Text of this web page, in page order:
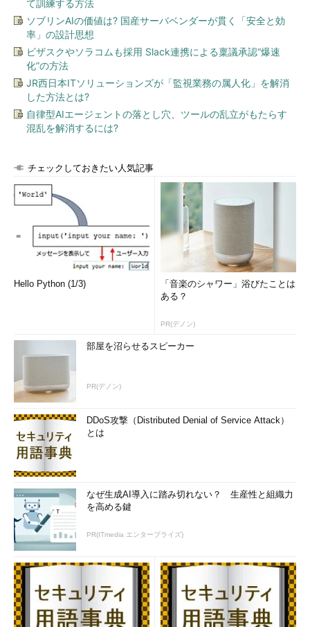
坂明氏（NTTデータ）（写真＝左）
この他にも、Hadoop環境で動くミドルウェアが幾つも登場し
ています。例えばバッチ処理のフレームワーク「Apache
Tez」、クエリ記述言語の「Apache Pig」、ワークフロー管理エ
ンジン「Apache oozie」、NoSQLデータベース「Apache
HBase」、リアルタイム分析基盤「Apache Storm」などです。
Hadoopのエコシステムが急速に広がっていると小沢氏らは述べ
ています。
扱うには「MapReduceのAPI」が必要でした。しかし、
「MapReduceはプログラミングが難しい。SQLのように扱いた
い」という要望が急増したことから、近年では、バッチ処理では
「SQLに似た言語で行う」ことが主流になりつつあります。例え
ば「HiveQL」「Pig Latin」「Spark DataFrame」などのクエリ
言語が挙げられます。
他にも、バッチ処理とストリーミング処理を透過的に扱える言
語「Apache Flink」や「DataFlow」、機械学習に特化した高水
GPGPUやFPGAなどのリソースも利用できるため、小沢氏は「今
えるような“データセンターOS”としてさらなる進化を遂げてい
く」と見ているようです。
また、Hadoopはハードウェアの進化とも比例して発展してい
ます。例えばデータベースと分析基盤のストレージを、これまで
のHDDから高速なフラッシュ（SSD）に置き換える動きが加速し
ています。調査会社Wikibonの資料によると、HDDとフラッシュ
における今後4年間のTCOは2016年に同等となり、2017年には逆
転、そして2020年には約7倍まで開くと予測されています。フラ
ッシュの容量単価はまだ高額ですが、圧倒的な速度差が寄与する
生産性や競争力強化への効果、人件費や電力、ラックスペースの
圧縮といった運用全体のコストで換算すると、その差は急速に縮
まると見られています。Hadoopはこうしたストレージ市場の動
向を踏まえ、HDFSにデータを書き込むときにも、高速に処理し
たいデータはフラッシュへ、そうでないものはHDDへ、というよ
うに優先度に応じて書き込み先を使い分けられる機能が備わりま
て訓練する方法
ソブリンAIの価値は? 国産サーバベンダーが貫く「安全と効
率」の設計思想
ビザスクやソラコムも採用 Slack連携による稟議承認“爆速
化”の方法
JR西日本ITソリューションズが「監視業務の属人化」を解消
した方法とは?
自律型AIエージェントの落とし穴、ツールの乱立がもたらす
混乱を解消するには?
チェックしておきたい人気記事
Hello Python (1/3)
「音楽のシャワー」浴びたことは
ある？
PR(デノン)
部屋を沼らせるスピーカー
PR(デノン)
DDoS攻撃（Distributed Denial of Service Attack）
とは
なぜ生成AI導入に踏み切れない？ 生産性と組織力
を高める鍵
PR(ITmedia エンタープライズ)